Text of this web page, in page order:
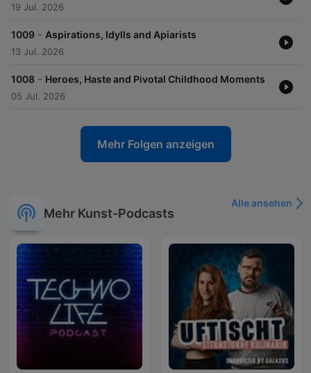
19 Jul. 2026
1009 - Aspirations, Idylls and Apiarists
13 Jul. 2026
1008 - Heroes, Haste and Pivotal Childhood Moments
05 Jul. 2026
Mehr Folgen anzeigen
Mehr Kunst-Podcasts
Alle ansehen